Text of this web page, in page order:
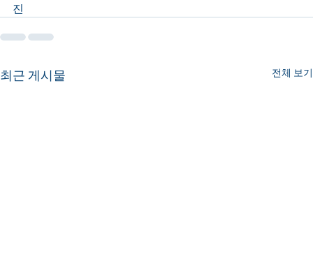
진
최근 게시물 전체 보기